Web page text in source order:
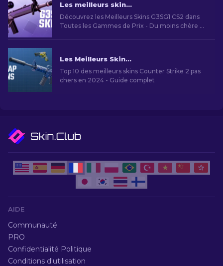
Les meilleurs skins CS2 G3SG1 dans toutes les gammes de prix
Découvrez les Meilleurs Skins G3SG1 CS2 dans
Toutes les Gammes de Prix - Du moins chère au
Les Meilleurs Skins Bon Marché dans CS2 [2026]
Top 10 des meilleurs skins Counter Strike 2 pas
chers en 2024 - Guide complet
AIDE
Communauté
PRO
Confidentialité Politique
Conditions d'utilisation